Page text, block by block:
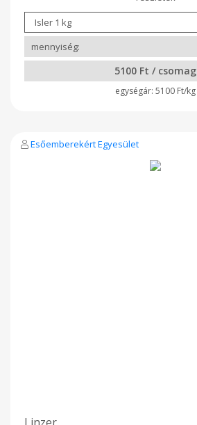
5100 Ft / csomag
5100 Ft/kg
Esőemberekért Egyesület